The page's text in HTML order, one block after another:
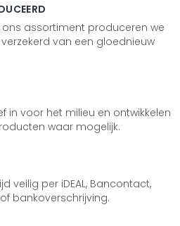
assortiment produceren we
van een gloednieuw
in voor het milieu en ontwikkelen
waar mogelijk.
veilig per iDEAL, Bancontact,
bankoverschrijving.